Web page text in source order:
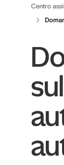
Centro